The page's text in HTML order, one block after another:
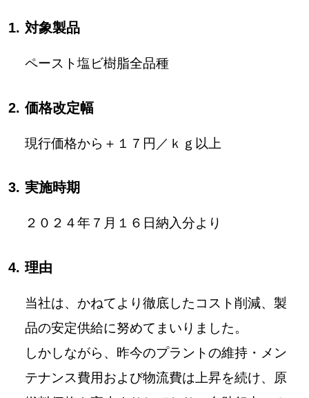
対象製品
ペースト塩ビ樹脂全品種
価格改定幅
現行価格から＋１７円／ｋｇ以上
実施時期
２０２４年７月１６日納入分より
理由
当社は、かねてより徹底したコスト削減、製
品の安定供給に努めてまいりました。
しかしながら、昨今のプラントの維持・メン
テナンス費用および物流費は上昇を続け、原